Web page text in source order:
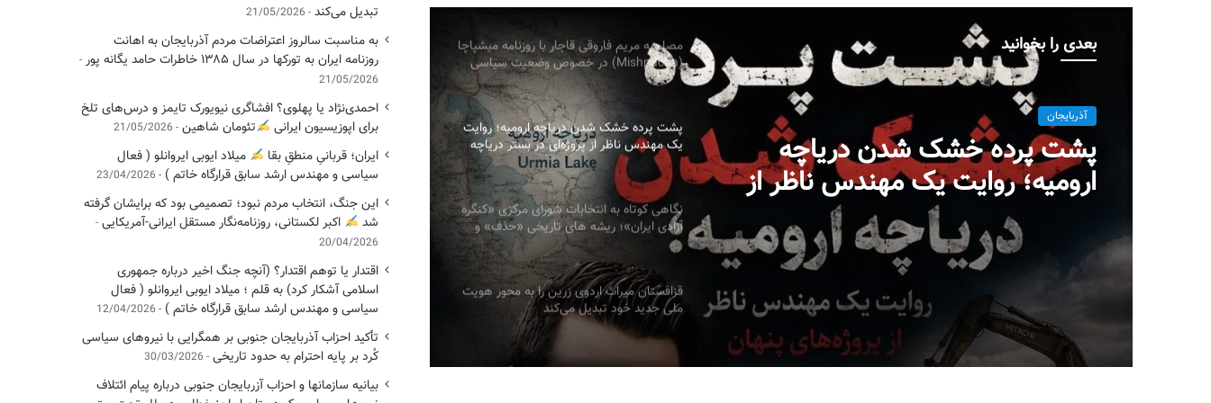
بعدی را بخوانید
آذربایجان
پشت پرده خشک شدن دریاچه
ارومیه؛ روایت یک مهندس ناظر از
پروژه‌ای در بستر دریاچه به قلم:
میلاد ایوبی ایروانلو فعال سیاسی و
مهندس ناظر سابق قرارگاه
خاتم‌الانبیاء
مصاحبه مریم فاروقی قاجار با روزنامه میشپاچا
(Mishpacha) در خصوص وضعیت سیاسی
اجتماعی ایران
پشت پرده خشک شدن دریاچه ارومیه؛ روایت
یک مهندس ناظر از پروژه‌ای در بستر دریاچه
به قلم: میلاد ایوبی ایروانلو فعال سیاسی و
مهندس ناظر سابق قرارگاه خاتم‌الانبیاء
نگاهی کوتاه به انتخابات شورای مرکزی «کنگره
آزادی ایران»؛ ریشه های تاریخی «حذف» و
ضرورت ضمانت های نهادی سیمین صبری
قزاقستان میراث اردوی زرین را به محور هویت
ملی جدید خود تبدیل می‌کند
به مناسبت سالروز اعتراضات مردم آذربایجان
تبدیل می‌کند 21/05/2026
به مناسبت سالروز اعتراضات مردم آذربایجان به اهانت
روزنامه ایران به تورکها در سال ۱۳۸۵ خاطرات حامد یگانه پور
21/05/2026
احمدی‌نژاد یا پهلوی؟ افشاگری نیویورک تایمز و درس‌های تلخ
برای اپوزیسیون ایرانی
تئومان شاهین 21/05/2026
ایران؛ قربانیِ منطقِ بقا
میلاد ایوبی ایروانلو ( فعال
سیاسی ‌و مهندس ارشد سابق قرارگاه خاتم ) 23/04/2026
این جنگ، انتخاب مردم نبود؛ تصمیمی بود که برایشان گرفته
شد
اکبر لکستانی، روزنامه‌نگار مستقل ایرانی-آمریکایی
20/04/2026
اقتدار یا توهم اقتدار؟ (آنچه جنگ اخیر درباره جمهوری
اسلامی آشکار کرد) به قلم ؛ میلاد ایوبی ایروانلو ( فعال
سیاسی و مهندس ارشد سابق قرارگاه خاتم ) 12/04/2026
تأکید احزاب آذربایجان جنوبی بر همگرایی با نیروهای سیاسی
کُرد بر پایه احترام به حدود تاریخی 30/03/2026
بیانیه سازمانها و احزاب آزربایجان جنوبی درباره پیام ائتلاف